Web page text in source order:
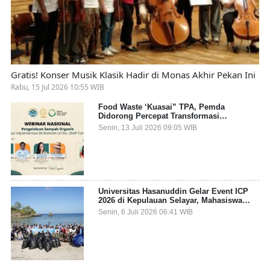
Gratis! Konser Musik Klasik Hadir di Monas Akhir Pekan Ini
Rabu, 15 Jul 2026 10:55 WIB
Food Waste ‘Kuasai” TPA, Pemda
Didorong Percepat Transformasi
Pengelolaan Sampah Organik dari Sumber
Senin, 13 Juli 2026 09:05 WIB
Universitas Hasanuddin Gelar Event ICP
2026 di Kepulauan Selayar, Mahasiswa
dari 27 Negara Jadi Partisipan
Senin, 6 Juli 2026 06:41 WIB